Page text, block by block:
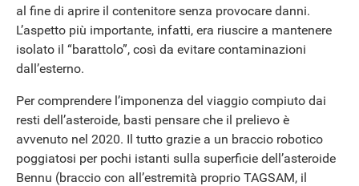
al fine di aprire il contenitore senza provocare danni.
L’aspetto più importante, infatti, era riuscire a mantenere
isolato il “barattolo”, così da evitare contaminazioni
dall’esterno.
Per comprendere l’imponenza del viaggio compiuto dai
resti dell’asteroide, basti pensare che il prelievo è
avvenuto nel 2020. Il tutto grazie a un braccio robotico
poggiatosi per pochi istanti sulla superficie dell’asteroide
Bennu (braccio con all’estremità proprio TAGSAM, il